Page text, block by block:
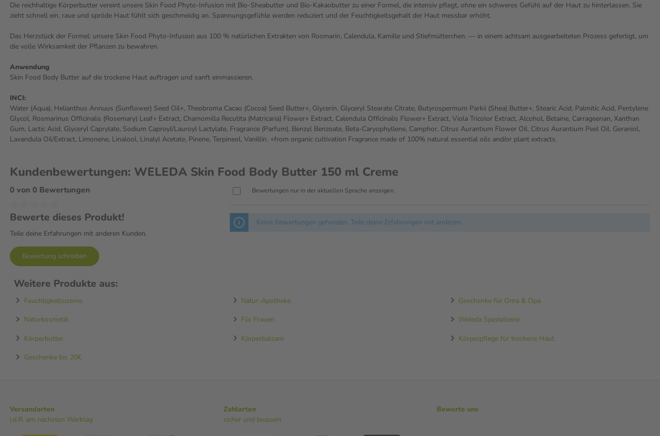
Die reichhaltige Körperbutter vereint unsere Skin Food Phyto-Infusion mit Bio-Sheabutter und Bio-Kakaobutter zu einer Formel, die intensiv pflegt, ohne ein schweres Gefühl auf der Haut zu hinterlassen. Sie
zieht schnell ein, raue und spröde Haut fühlt sich geschmeidig an. Spannungsgefühle werden reduziert und der Feuchtigkeitsgehalt der Haut messbar erhöht.
Das Herzstück der Formel: unsere Skin Food Phyto-Infusion aus 100 % natürlichen Extrakten von Rosmarin, Calendula, Kamille und Stiefmütterchen. — in einem achtsam ausgearbeiteten Prozess gefertigt, um
die volle Wirksamkeit der Pflanzen zu bewahren.
Anwendung
Skin Food Body Butter auf die trockene Haut auftragen und sanft einmassieren.
INCI:
Water (Aqua), Helianthus Annuus (Sunflower) Seed Oil+, Theobroma Cacao (Cocoa) Seed Butter+, Glycerin, Glyceryl Stearate Citrate, Butyrospermum Parkii (Shea) Butter+, Stearic Acid, Palmitic Acid, Pentylene
Glycol, Rosmarinus Officinalis (Rosemary) Leaf+ Extract, Chamomilla Recutita (Matricaria) Flower+ Extract, Calendula Officinalis Flower+ Extract, Viola Tricolor Extract, Alcohol, Betaine, Carrageenan, Xanthan
Gum, Lactic Acid, Glyceryl Caprylate, Sodium Caproyl/Lauroyl Lactylate, Fragrance (Parfum), Benzyl Benzoate, Beta-Caryophyllene, Camphor, Citrus Aurantium Flower Oil, Citrus Aurantium Peel Oil, Geraniol,
Lavandula Oil/Extract, Limonene, Linalool, Linalyl Acetate, Pinene, Terpineol, Vanillin. +from organic cultivation Fragrance made of 100% natural essential oils and/or plant extracts.
Kundenbewertungen: WELEDA Skin Food Body Butter 150 ml Creme
0 von 0 Bewertungen
Bewerte dieses Produkt!
Teile deine Erfahrungen mit anderen Kunden.
Bewertung schreiben
Bewertungen nur in der aktuellen Sprache anzeigen.
Keine Bewertungen gefunden. Teile deine Erfahrungen mit anderen.
Weitere Produkte aus:
Feuchtigkeitscreme Natur-Apotheke Geschenke für Oma & Opa
Naturkosmetik Für Frauen Weleda Spezialserie
Körperbutter Körperbalsam Körperpflege für trockene Haut
Geschenke bis 20€
Versandarten
i.d.R. am nächsten Werktag
Zahlarten
sicher und bequem
Bewerte uns